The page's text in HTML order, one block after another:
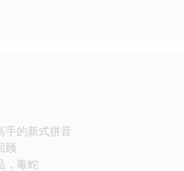
手的新式拼音
顾
，毒蛇